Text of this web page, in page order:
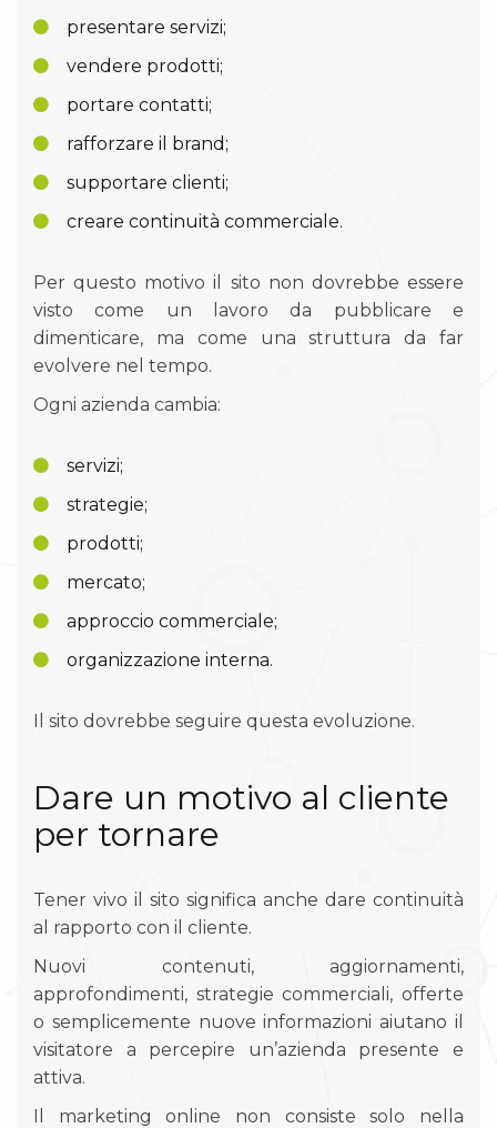
presentare servizi;
vendere prodotti;
portare contatti;
rafforzare il brand;
supportare clienti;
creare continuità commerciale.
Per questo motivo il sito non dovrebbe essere
visto come un lavoro da pubblicare e
dimenticare, ma come una struttura da far
evolvere nel tempo.
Ogni azienda cambia:
servizi;
strategie;
prodotti;
mercato;
approccio commerciale;
organizzazione interna.
Il sito dovrebbe seguire questa evoluzione.
Dare un motivo al cliente
per tornare
Tener vivo il sito significa anche dare continuità
al rapporto con il cliente.
Nuovi contenuti, aggiornamenti,
approfondimenti, strategie commerciali, offerte
o semplicemente nuove informazioni aiutano il
visitatore a percepire un’azienda presente e
attiva.
Il marketing online non consiste solo nella